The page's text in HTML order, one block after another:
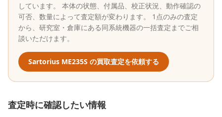
しています。 本体の状態、付属品、校正状況、動作確認の
可否、数量によって査定額が変わります。 1点のみの査定
から、研究室・倉庫にある同系統機器の一括査定までご相
談いただけます。
Sartorius ME235S の買取査定を依頼する
査定時に確認したい情報